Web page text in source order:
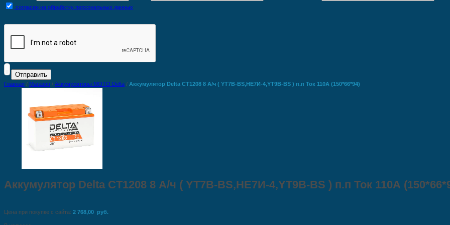
согласен на обработку персональных данных
Главная / Магазин / Аккумуляторы MOTO Delta / Аккумулятор Delta CT1208 8 А/ч ( YT7B-BS,НЕ7И-4,YT9B-BS ) п.п Ток 110А (150*66*94)
Аккумулятор Delta CT1208 8 А/ч ( YT7B-BS,НЕ7И-4,YT9B-BS ) п.п Ток 110А
Цена при покупке с сайта: 2 768,00 руб.